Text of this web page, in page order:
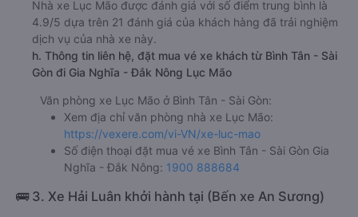
Nhà xe Lục Mão được đánh giá với số điểm trung bình là
4.9/5 dựa trên 21 đánh giá của khách hàng đã trải nghiệm
dịch vụ của nhà xe này.
h. Thông tin liên hệ, đặt mua vé xe khách từ Bình Tân - Sài
Gòn đi Gia Nghĩa - Đắk Nông Lục Mão
Văn phòng xe Lục Mão ở Bình Tân - Sài Gòn:
Xem địa chỉ văn phòng nhà xe Lục Mão:
https://vexere.com/vi-VN/xe-luc-mao
Số điện thoại đặt mua vé xe Bình Tân - Sài Gòn Gia
Nghĩa - Đắk Nông: 1900 888684
🚌 3. Xe Hải Luân khởi hành tại (Bến xe An Sương)